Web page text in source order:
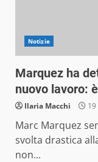
Notizie
Marquez ha
nuovo lavoro:
Ilaria Macchi
Marc Marquez
svolta drastica
non...